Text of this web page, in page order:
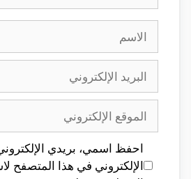
الإلكتروني
الإلكتروني
احفظ اسمي، بريدي
الإلكتروني في هذا المتصفح